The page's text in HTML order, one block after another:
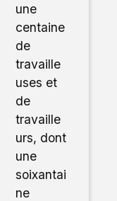
une
centaine
de
travaille
uses et
de
travaille
urs, dont
une
soixantai
ne